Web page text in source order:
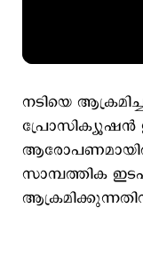
നടിയെ
പ്രോസിക്യൂഷൻ
സാമ്പത്തിക